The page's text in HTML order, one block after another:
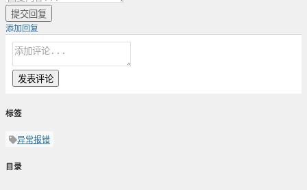
提交回复
添加回复
发表评论
标签
异常报错
目录